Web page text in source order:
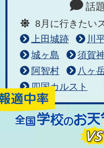
話
8月に行きたい
上田城跡
川
城ヶ島
須賀
阿智村
八ヶ
四国カルスト